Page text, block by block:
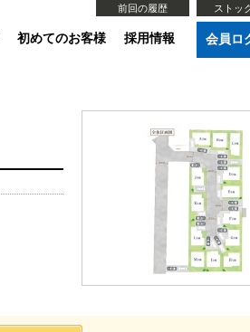
前回の履歴 ストッ
会員ロ
初めてのお客様 採用情報